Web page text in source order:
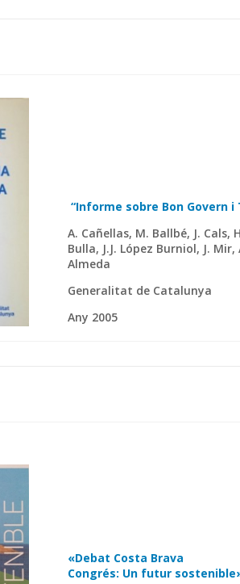
“Informe sobre Bon Govern
A. Cañellas, M. Ballbé, J. Cals,
Bulla, J.J. López Burniol, J.
Almeda
Generalitat de Catalunya
Any 2005
«Debat Costa Brava
Congrés: Un futur